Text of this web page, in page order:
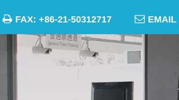
 FAX: +86-21-50312717  EMAIL